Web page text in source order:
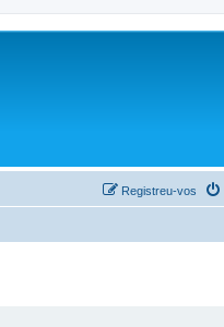
Registreu-vos